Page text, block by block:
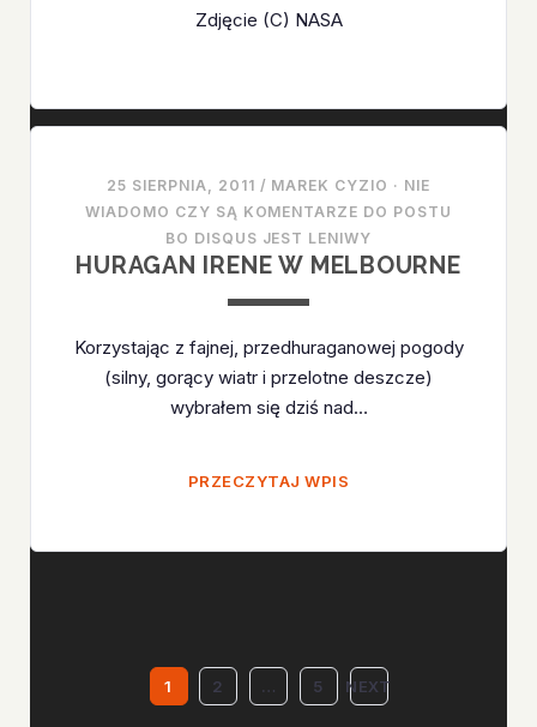
Zdjęcie (C) NASA
25 SIERPNIA, 2011 / MAREK CYZIO · NIE
WIADOMO CZY SĄ KOMENTARZE DO POSTU
BO DISQUS JEST LENIWY
HURAGAN IRENE W MELBOURNE
Korzystając z fajnej, przedhuraganowej pogody
(silny, gorący wiatr i przelotne deszcze)
wybrałem się dziś nad…
PRZECZYTAJ WPIS
1 2 … 5 NEXT